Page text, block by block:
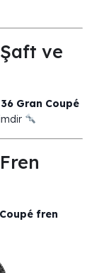
ve
Gran Coupé
fren